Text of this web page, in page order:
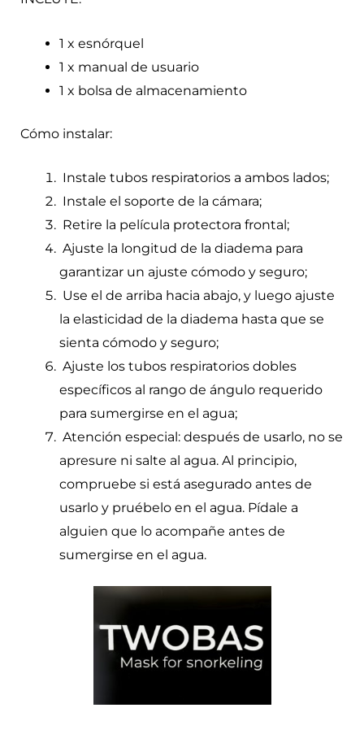
1 x esnórquel
1 x manual de usuario
1 x bolsa de almacenamiento
Cómo instalar:
Instale tubos respiratorios a ambos lados;
Instale el soporte de la cámara;
Retire la película protectora frontal;
Ajuste la longitud de la diadema para
garantizar un ajuste cómodo y seguro;
Use el de arriba hacia abajo, y luego ajuste
la elasticidad de la diadema hasta que se
sienta cómodo y seguro;
Ajuste los tubos respiratorios dobles
específicos al rango de ángulo requerido
para sumergirse en el agua;
Atención especial: después de usarlo, no se
apresure ni salte al agua. Al principio,
compruebe si está asegurado antes de
usarlo y pruébelo en el agua. Pídale a
alguien que lo acompañe antes de
sumergirse en el agua.